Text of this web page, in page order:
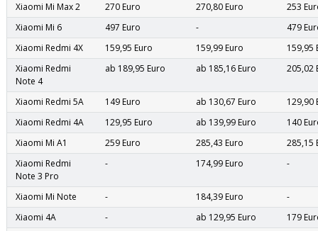
Xiaomi Mi Max 2 270 Euro 270,80 Euro
253
Xiaomi Mi 6
497 Euro -
479
Xiaomi Redmi 4X
159,95 Euro 159,99 Euro
159,95
Xiaomi Redmi
Note 4
ab 189,95 Euro ab 185,16 Euro 205,02
Xiaomi Redmi 5A 149 Euro ab 130,67 Euro
129,90
Xiaomi Redmi 4A
129,95 Euro ab 139,99 Euro
140
Xiaomi Mi A1
259 Euro 285,43 Euro
285,15
Xiaomi Redmi
Note 3 Pro
- 174,99 Euro -
Xiaomi Mi Note - 184,39 Euro
-
Xiaomi 4A
- ab 129,95 Euro
179